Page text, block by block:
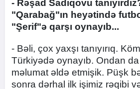
- Rəşad Sadıqovu
"Qarabağ"ın heyətində
"Şerif"ə qarşı oynayıb...
- Bəli, çox yaxşı tanıyırıq.
Türkiyədə oynayıb. Ondan
məlumat əldə etmişik. Püşk
sonra dərhal ilk işimiz rəqibi